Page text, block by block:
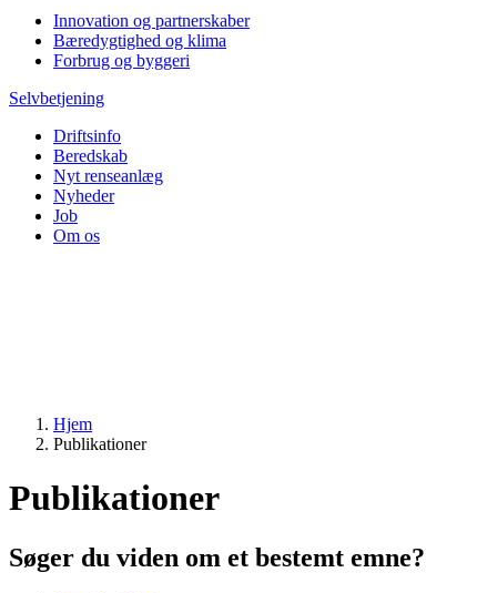
Innovation og partnerskaber
Bæredygtighed og klima
Forbrug og byggeri
Selvbetjening
Driftsinfo
Beredskab
Nyt renseanlæg
Nyheder
Job
Om os
Hjem
Publikationer
Publikationer
Søger du viden om et bestemt emne?